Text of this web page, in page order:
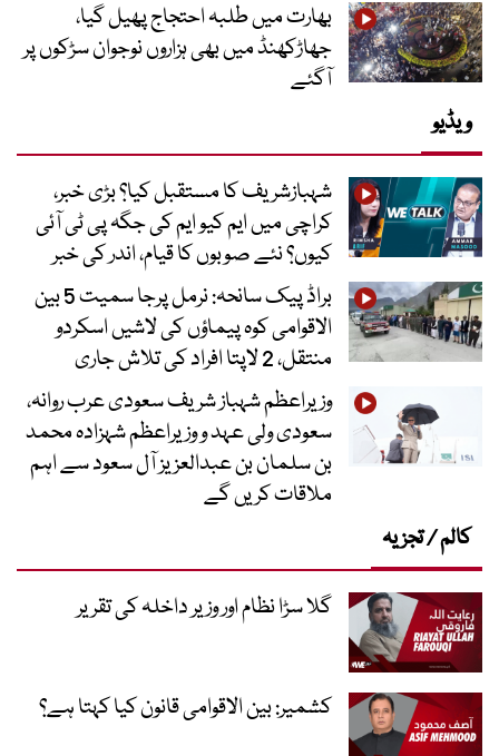
بھارت میں طلبہ احتجاج پھیل گیا،
جھاڑکھنڈ میں بھی ہزاروں نوجوان سڑکوں پر
آگئے
ویڈیو
شہبازشریف کا مستقبل کیا؟ بڑی خبر،
کراچی میں ایم کیو ایم کی جگہ پی ٹی آئی
کیوں؟ نئے صوبوں کا قیام، اندر کی خبر
براڈ پیک سانحہ: نرمل پرجا سمیت 5 بین
الاقوامی کوہ پیماؤں کی لاشیں اسکردو
منتقل، 2 لاپتا افراد کی تلاش جاری
وزیراعظم شہباز شریف سعودی عرب روانہ،
سعودی ولی عہد و وزیراعظم شہزادہ محمد
بن سلمان بن عبدالعزیز آل سعود سے اہم
ملاقات کریں گے
کالم / تجزیہ
گلا سڑا نظام اور وزیر داخلہ کی تقریر
کشمیر: بین الاقوامی قانون کیا کہتا ہے؟